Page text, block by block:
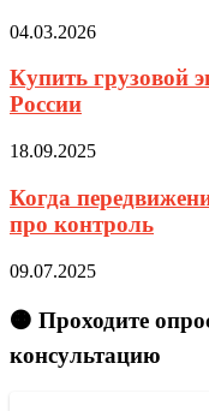
04.03.2026
Купить грузовой
России
18.09.2025
Когда
про контроль
09.07.2025
🟠 Проходите
консультацию